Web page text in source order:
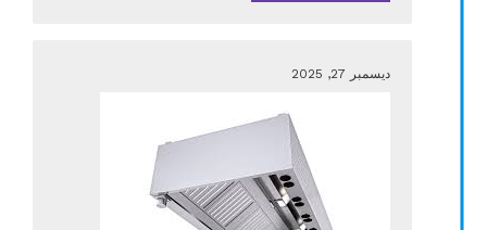
ديسمبر 27, 2025